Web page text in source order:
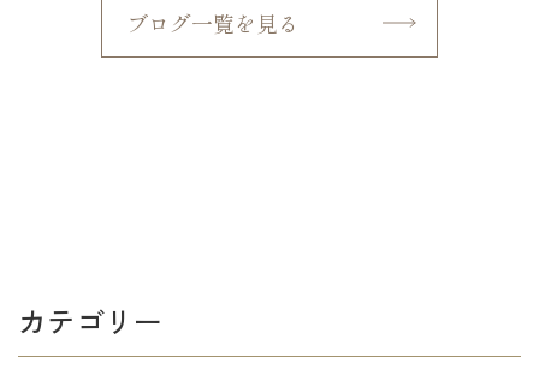
ブログ一覧を見る
カテゴリー